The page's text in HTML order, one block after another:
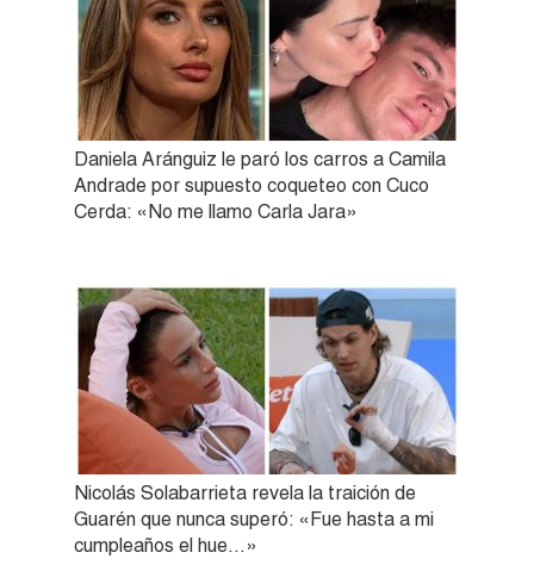
Daniela Aránguiz le paró los carros a Camila
Andrade por supuesto coqueteo con Cuco
Cerda: «No me llamo Carla Jara»
Nicolás Solabarrieta revela la traición de
Guarén que nunca superó: «Fue hasta a mi
cumpleaños el hue…»